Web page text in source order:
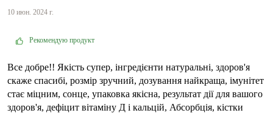
10 июн. 2024 г.
Рекомендую продукт
Все добре!! Якість супер, інгредієнти натуральні, здоров'я
скаже спасибі, розмір зручний, дозування найкраща, імунітет
стає міцним, сонце, упаковка якісна, результат дії для вашого
здоров'я, дефіцит вітаміну Д і кальцій, Абсорбція, кістки